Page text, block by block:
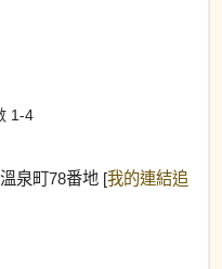
1-4
泉町78番地 [我的連結追